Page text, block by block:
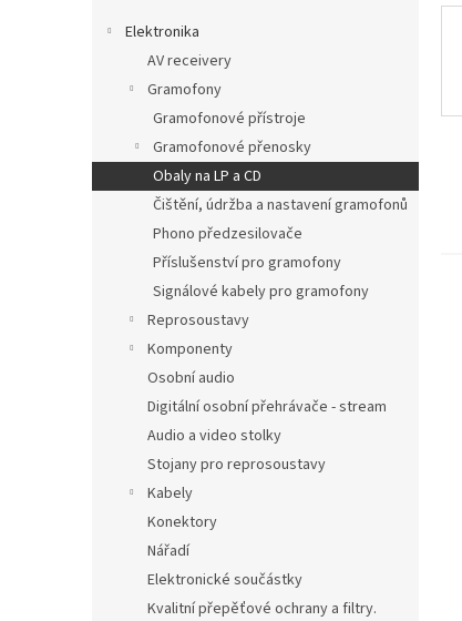
Elektronika
AV receivery
Gramofony
Gramofonové přístroje
Gramofonové přenosky
Obaly na LP a CD
Čištění, údržba a nastavení gramofonů
Phono předzesilovače
Příslušenství pro gramofony
Signálové kabely pro gramofony
Reprosoustavy
Komponenty
Osobní audio
Digitální osobní přehrávače - stream
Audio a video stolky
Stojany pro reprosoustavy
Kabely
Konektory
Nářadí
Elektronické součástky
Kvalitní přepěťové ochrany a filtry.